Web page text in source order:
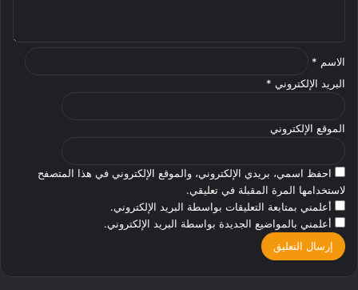
الاسم *
البريد الإلكتروني *
الموقع الإلكتروني
احفظ اسمي، بريدي الإلكتروني، والموقع الإلكتروني في هذا المتصفح
لاستخدامها المرة المقبلة في تعليقي.
أعلمني بمتابعة التعليقات بواسطة البريد الإلكتروني.
أعلمني بالمواضيع الجديدة بواسطة البريد الإلكتروني.